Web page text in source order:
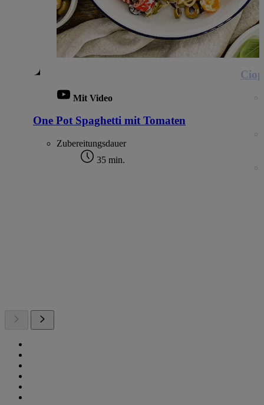
Mit Video
One Pot Spaghetti mit Tomaten
Zubereitungsdauer
35 min.